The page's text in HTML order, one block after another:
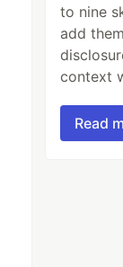
to nine
add
context
Read